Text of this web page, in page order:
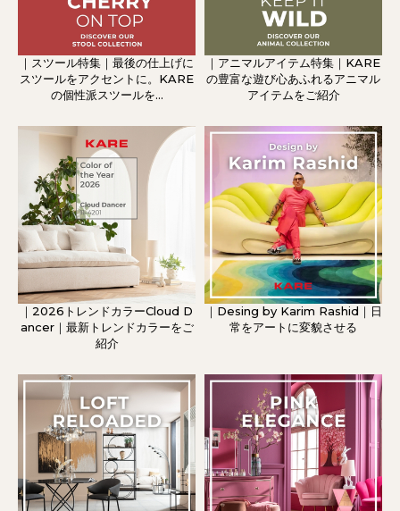
｜スツール特集｜最後の仕上げに
スツールをアクセントに。KARE
の個性派スツールを...
｜アニマルアイテム特集｜KARE
の豊富な遊び心あふれるアニマル
アイテムをご紹介
｜2026トレンドカラーCloud D
ancer｜最新トレンドカラーをご
紹介
｜Desing by Karim Rashid｜日
常をアートに変貌させる